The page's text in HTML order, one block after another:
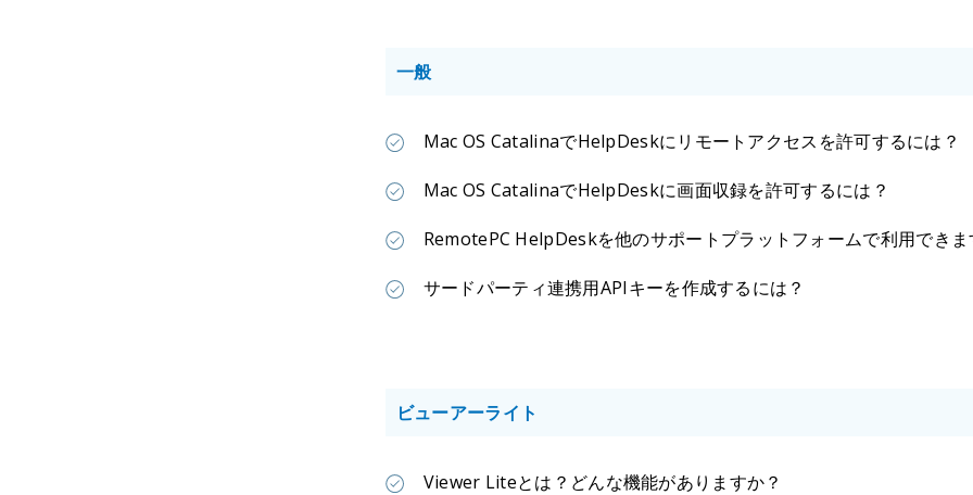
一般
Mac OS CatalinaでHelpDeskにリモートアクセスを許可するには？
Mac OS CatalinaでHelpDeskに画面収録を許可するには？
RemotePC HelpDeskを他のサポートプラットフォームで利用でき
サードパーティ連携用APIキーを作成するには？
ビューアーライト
Viewer Liteとは？どんな機能がありますか？